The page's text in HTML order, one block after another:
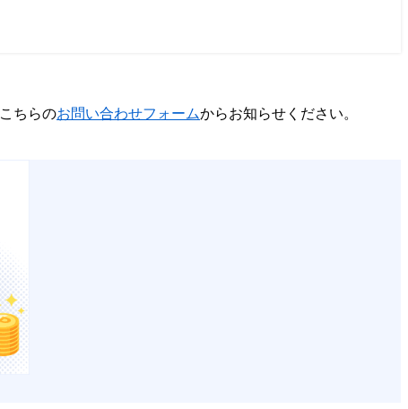
ちらのお問い合わせフォームからお知らせください。